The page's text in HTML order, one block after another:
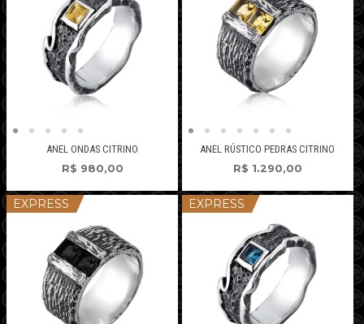
ANEL ONDAS CITRINO
R$ 980,00
ANEL RÚSTICO PEDRAS CITRINO
R$ 1.290,00
EXPRESS EXPRESS